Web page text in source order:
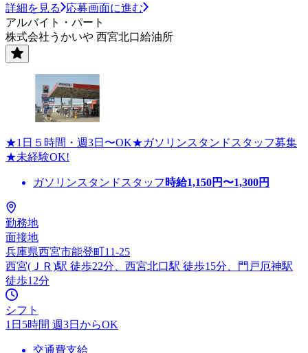
詳細を見る
応募画面に進む
アルバイト・パート
株式会社うかいや 西宮北口給油所
★1日５時間・週3日〜OK★ガソリンスタンドスタッフ募集
★未経験OK!
ガソリンスタンドスタッフ 時給1,150円〜1,300円
勤務地
面接地
兵庫県西宮市能登町11-25
西宮(ＪＲ)駅 徒歩22分、西宮北口駅 徒歩15分、門戸厄神駅
徒歩12分
シフト
1日5時間 週3日からOK
交通費支給